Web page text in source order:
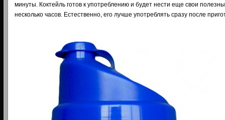
минуты. Коктейль готов к употреблению и будет нести еще свои
несколько часов. Естественно, его лучше употреблять сразу после